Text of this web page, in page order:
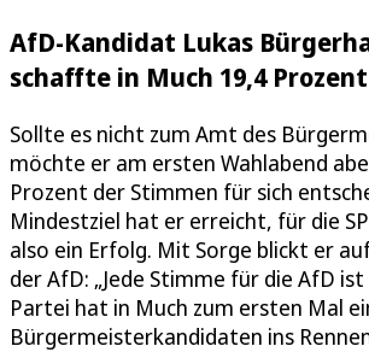
AfD-Kandidat Lukas
schaffte in Much 19,4 Prozent
Sollte es nicht zum Amt des
möchte er am ersten Wahlabend
Prozent der Stimmen für sich
Mindestziel hat er erreicht, für die
also ein Erfolg. Mit Sorge blickt er
der AfD: „Jede Stimme für die AfD ist
Partei hat in Much zum ersten Mal
Bürgermeisterkandidaten ins